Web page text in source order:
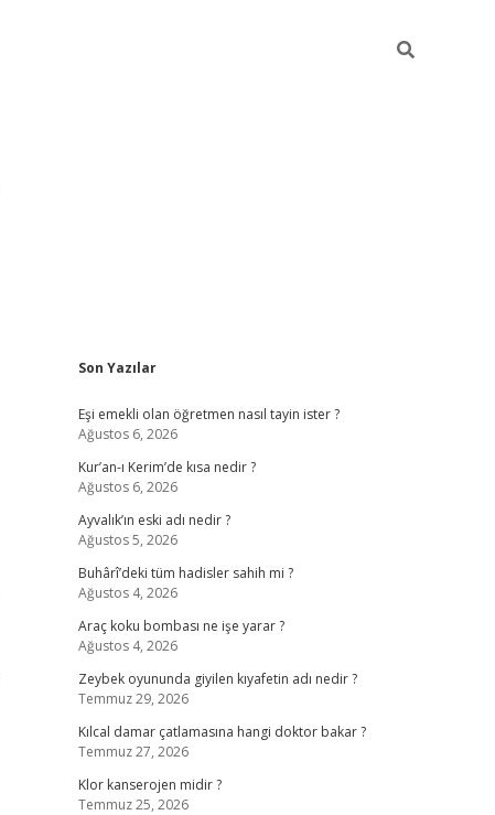
Sidebar
Son Yazılar
Eşi emekli olan öğretmen nasıl tayin ister ?
Ağustos 6, 2026
Kur’an-ı Kerim’de kısa nedir ?
Ağustos 6, 2026
Ayvalık’ın eski adı nedir ?
Ağustos 5, 2026
Buhârî’deki tüm hadisler sahih mi ?
Ağustos 4, 2026
Araç koku bombası ne işe yarar ?
Ağustos 4, 2026
Zeybek oyununda giyilen kıyafetin adı nedir ?
Temmuz 29, 2026
Kılcal damar çatlamasına hangi doktor bakar ?
Temmuz 27, 2026
Klor kanserojen midir ?
Temmuz 25, 2026